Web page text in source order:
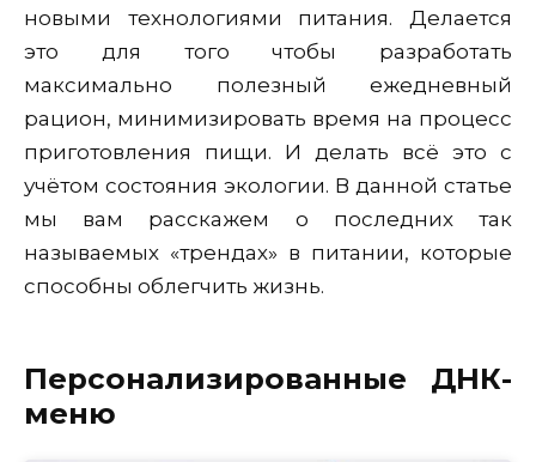
новыми технологиями питания. Делается
это для того чтобы разработать
максимально полезный ежедневный
рацион, минимизировать время на процесс
приготовления пищи. И делать всё это с
учётом состояния экологии. В данной статье
мы вам расскажем о последних так
называемых «трендах» в питании, которые
способны облегчить жизнь.
Персонализированные ДНК-
меню